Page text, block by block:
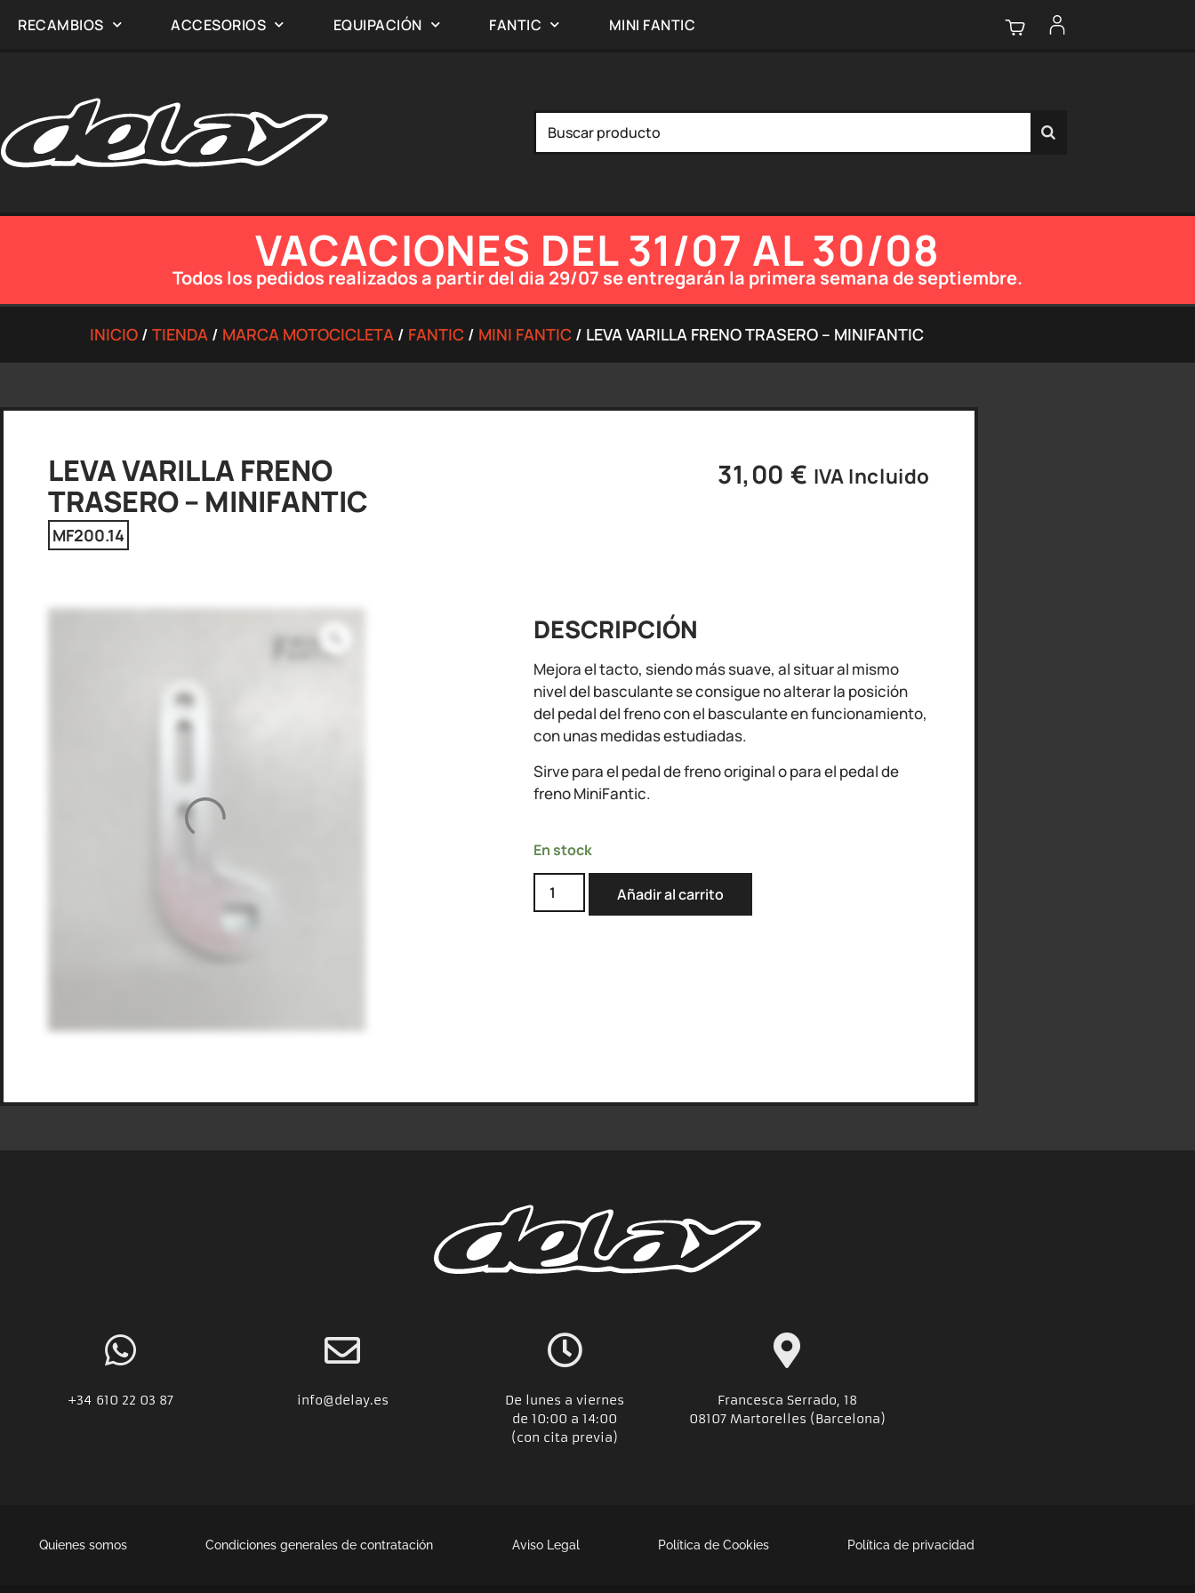
RECAMBIOS ACCESORIOS EQUIPACIÓN FANTIC MINI FANTIC
VACACIONES DEL 31/07 AL 30/08
Todos los pedidos realizados a partir del dia 29/07 se entregarán la primera semana de septiembre.
INICIO / TIENDA / MARCA MOTOCICLETA / FANTIC / MINI FANTIC / LEVA VARILLA FRENO TRASERO – MINIFANTIC
LEVA VARILLA FRENO
TRASERO – MINIFANTIC
MF200.14
31,00 € IVA Incluido
DESCRIPCIÓN
Mejora el tacto, siendo más suave, al situar al mismo
nivel del basculante se consigue no alterar la posición
del pedal del freno con el basculante en funcionamiento,
con unas medidas estudiadas.
Sirve para el pedal de freno original o para el pedal de
freno MiniFantic.
En stock
Añadir al carrito
+34 610 22 03 87 info@delay.es
De lunes a viernes
de 10:00 a 14:00
(con cita previa)
Francesca Serrado, 18
08107 Martorelles (Barcelona)
Quienes somos Condiciones generales de contratación Aviso Legal Política de Cookies Política de privacidad